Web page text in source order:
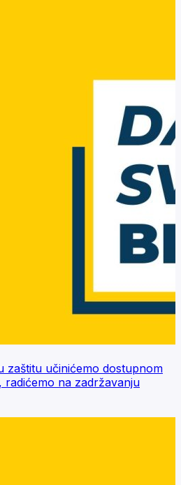
zaštitu učinićemo dostupnom
radićemo na zadržavanju